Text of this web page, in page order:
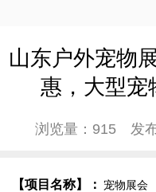
山东户外宠物
惠，大型宠
浏览量：915 发
【项目名称】： 宠物展会